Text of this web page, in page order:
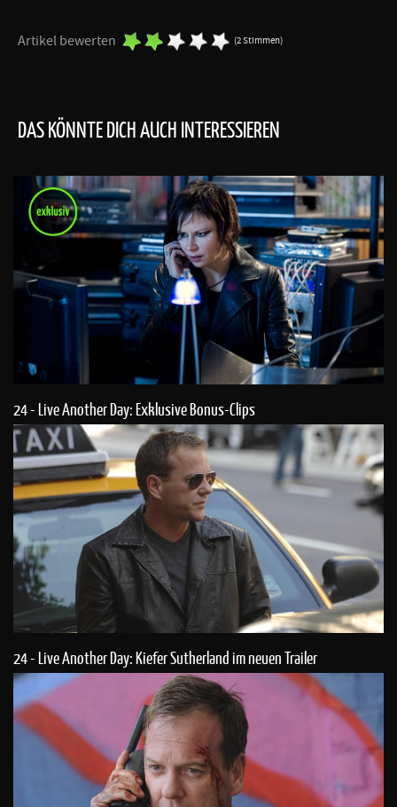
Artikel bewerten (2 Stimmen)
DAS KÖNNTE DICH AUCH INTERESSIEREN
24 - Live Another Day: Exklusive Bonus-Clips
24 - Live Another Day: Kiefer Sutherland im neuen Trailer